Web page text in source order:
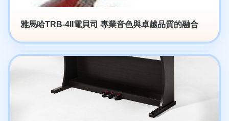
雅馬哈TRB-4II電貝司 專業音色與卓越品質的融合